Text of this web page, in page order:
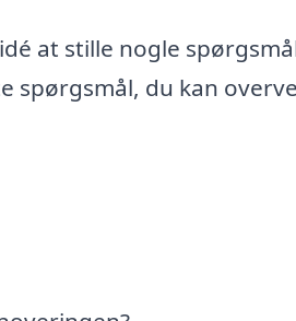
at stille nogle
spørgsmål, du kan